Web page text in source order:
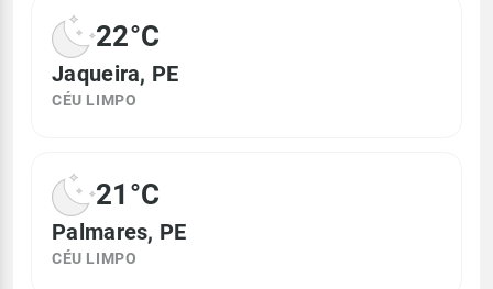
22°C
Jaqueira, PE
CÉU LIMPO
21°C
Palmares, PE
CÉU LIMPO